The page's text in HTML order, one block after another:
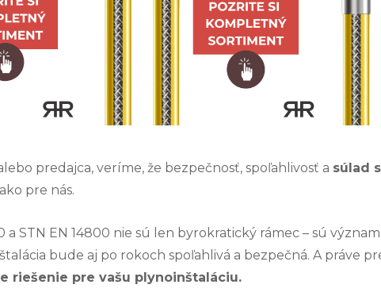
predajca, veríme, že bezpečnosť, spoľahlivosť a súlad
pre nás.
a STN EN 14800 nie sú len byrokratický rámec – sú
bude aj po rokoch spoľahlivá a bezpečná. A práve
riešenie pre vašu plynoinštaláciu.